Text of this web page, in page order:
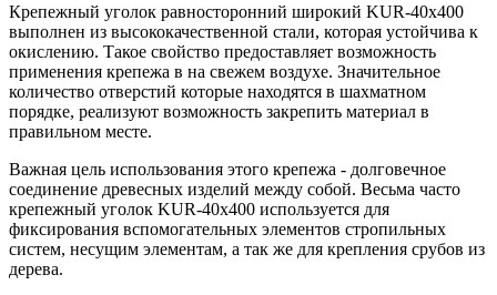
Крепежный уголок равносторонний широкий KUR-40х400
выполнен из высококачественной стали, которая устойчива к
окислению. Такое свойство предоставляет возможность
применения крепежа в на свежем воздухе. Значительное
количество отверстий которые находятся в шахматном
порядке, реализуют возможность закрепить материал в
правильном месте.
Важная цель использования этого крепежа - долговечное
соединение древесных изделий между собой. Весьма часто
крепежный уголок KUR-40х400 используется для
фиксирования вспомогательных элементов стропильных
систем, несущим элементам, а так же для крепления срубов из
дерева.